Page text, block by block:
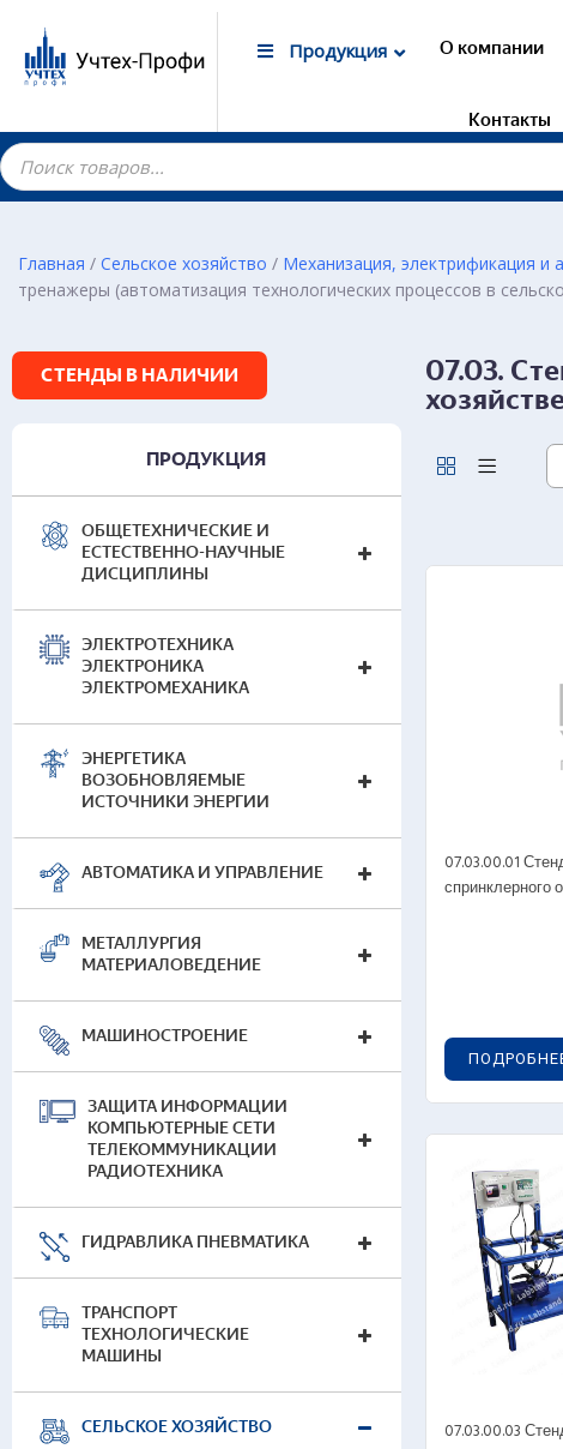
Продукция О компании
Контакты
Главная / Сельское хозяйство / Механизация, электрификация и
тренажеры (автоматизация технологических процессов в
СТЕНДЫ В НАЛИЧИИ
ПРОДУКЦИЯ
ОБЩЕТЕХНИЧЕСКИЕ И
ЕСТЕСТВЕННО-НАУЧНЫЕ
ДИСЦИПЛИНЫ
ЭЛЕКТРОТЕХНИКА
ЭЛЕКТРОНИКА
ЭЛЕКТРОМЕХАНИКА
ЭНЕРГЕТИКА
ВОЗОБНОВЛЯЕМЫЕ
ИСТОЧНИКИ ЭНЕРГИИ
АВТОМАТИКА И УПРАВЛЕНИЕ
МЕТАЛЛУРГИЯ
МАТЕРИАЛОВЕДЕНИЕ
МАШИНОСТРОЕНИЕ
ЗАЩИТА ИНФОРМАЦИИ
КОМПЬЮТЕРНЫЕ СЕТИ
ТЕЛЕКОММУНИКАЦИИ
РАДИОТЕХНИКА
ГИДРАВЛИКА ПНЕВМАТИКА
ТРАНСПОРТ
ТЕХНОЛОГИЧЕСКИЕ
МАШИНЫ
СЕЛЬСКОЕ ХОЗЯЙСТВО
07.03.
07.03.00.01
спринклерного
07.03.00.03